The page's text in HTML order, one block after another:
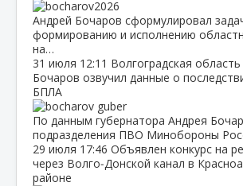
Андрей Бочаров сформулировал
формированию и исполнению
на…
31 июля 12:11 Волгоградская
Бочаров озвучил данные о
БПЛА
По данным губернатора Андрея
подразделения ПВО Минобороны
29 июля 17:46 Объявлен конкурс на
через Волго‑Донской канал в
районе